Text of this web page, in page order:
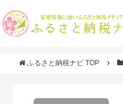
ふるさと納税ナビ TOP